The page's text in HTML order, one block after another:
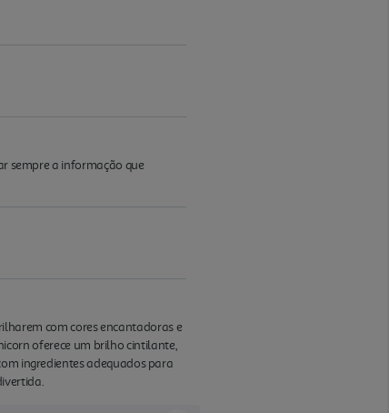
sempre a informação que
com cores encantadoras e
oferece um brilho cintilante,
ingredientes adequados para